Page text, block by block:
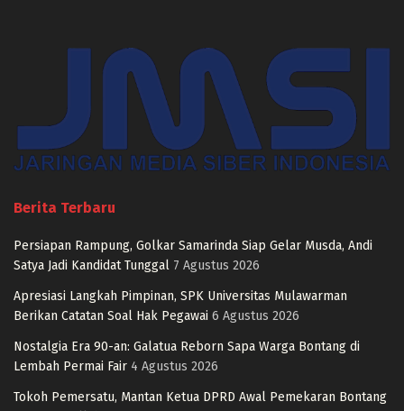
Berita Terbaru
Persiapan Rampung, Golkar Samarinda Siap Gelar Musda, Andi
Satya Jadi Kandidat Tunggal 7 Agustus 2026
Apresiasi Langkah Pimpinan, SPK Universitas Mulawarman
Berikan Catatan Soal Hak Pegawai 6 Agustus 2026
Nostalgia Era 90-an: Galatua Reborn Sapa Warga Bontang di
Lembah Permai Fair 4 Agustus 2026
Tokoh Pemersatu, Mantan Ketua DPRD Awal Pemekaran Bontang